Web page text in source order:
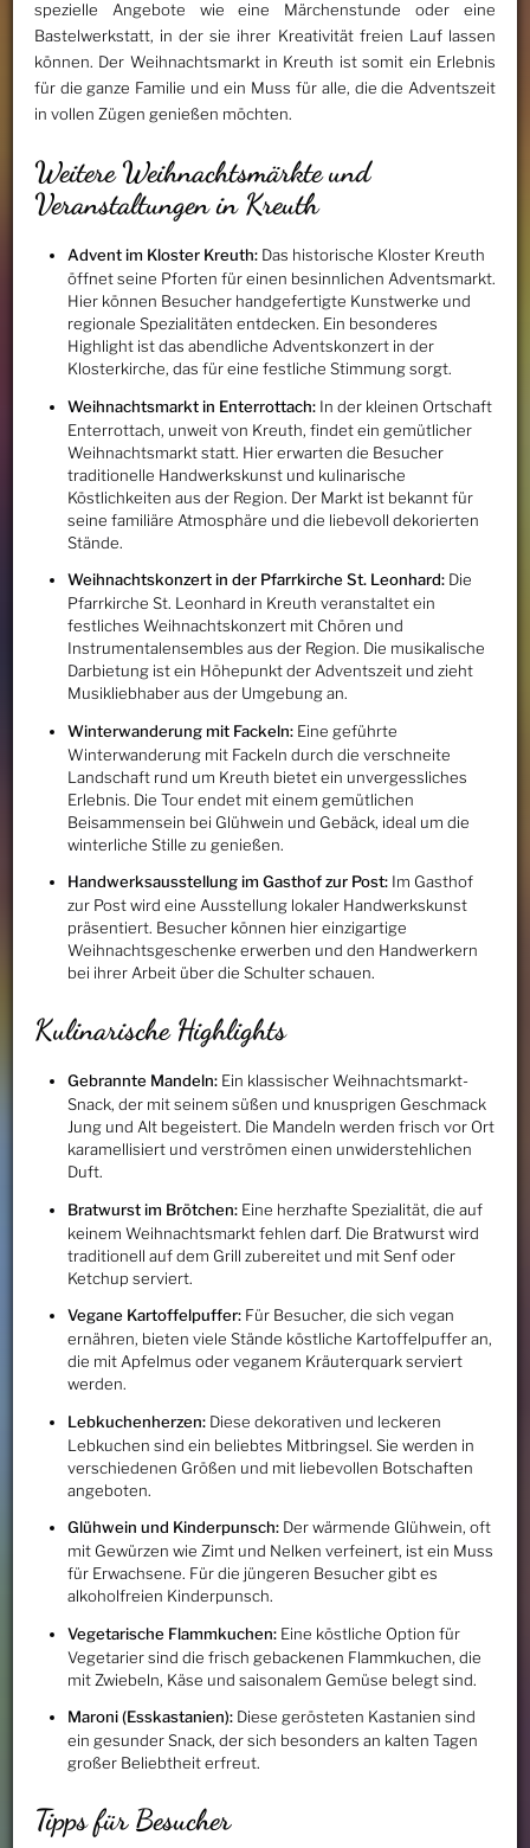
spezielle Angebote wie eine Märchenstunde oder eine
Bastelwerkstatt, in der sie ihrer Kreativität freien Lauf lassen
können. Der Weihnachtsmarkt in Kreuth ist somit ein Erlebnis
für die ganze Familie und ein Muss für alle, die die Adventszeit
in vollen Zügen genießen möchten.
Weitere Weihnachtsmärkte und
Veranstaltungen in Kreuth
Advent im Kloster Kreuth:Das historische Kloster Kreuth
öffnet seine Pforten für einen besinnlichen Adventsmarkt.
Hier können Besucher handgefertigte Kunstwerke und
regionale Spezialitäten entdecken. Ein besonderes
Highlight ist das abendliche Adventskonzert in der
Klosterkirche, das für eine festliche Stimmung sorgt.
Weihnachtsmarkt in Enterrottach:In der kleinen Ortschaft
Enterrottach, unweit von Kreuth, findet ein gemütlicher
Weihnachtsmarkt statt. Hier erwarten die Besucher
traditionelle Handwerkskunst und kulinarische
Köstlichkeiten aus der Region. Der Markt ist bekannt für
seine familiäre Atmosphäre und die liebevoll dekorierten
Stände.
Weihnachtskonzert in der Pfarrkirche St. Leonhard:Die
Pfarrkirche St. Leonhard in Kreuth veranstaltet ein
festliches Weihnachtskonzert mit Chören und
Instrumentalensembles aus der Region. Die musikalische
Darbietung ist ein Höhepunkt der Adventszeit und zieht
Musikliebhaber aus der Umgebung an.
Winterwanderung mit Fackeln:Eine geführte
Winterwanderung mit Fackeln durch die verschneite
Landschaft rund um Kreuth bietet ein unvergessliches
Erlebnis. Die Tour endet mit einem gemütlichen
Beisammensein bei Glühwein und Gebäck, ideal um die
winterliche Stille zu genießen.
Handwerksausstellung im Gasthof zur Post:Im Gasthof
zur Post wird eine Ausstellung lokaler Handwerkskunst
präsentiert. Besucher können hier einzigartige
Weihnachtsgeschenke erwerben und den Handwerkern
bei ihrer Arbeit über die Schulter schauen.
Kulinarische Highlights
Gebrannte Mandeln:Ein klassischer Weihnachtsmarkt-
Snack, der mit seinem süßen und knusprigen Geschmack
Jung und Alt begeistert. Die Mandeln werden frisch vor Ort
karamellisiert und verströmen einen unwiderstehlichen
Duft.
Bratwurst im Brötchen:Eine herzhafte Spezialität, die auf
keinem Weihnachtsmarkt fehlen darf. Die Bratwurst wird
traditionell auf dem Grill zubereitet und mit Senf oder
Ketchup serviert.
Vegane Kartoffelpuffer:Für Besucher, die sich vegan
ernähren, bieten viele Stände köstliche Kartoffelpuffer an,
die mit Apfelmus oder veganem Kräuterquark serviert
werden.
Lebkuchenherzen:Diese dekorativen und leckeren
Lebkuchen sind ein beliebtes Mitbringsel. Sie werden in
verschiedenen Größen und mit liebevollen Botschaften
angeboten.
Glühwein und Kinderpunsch:Der wärmende Glühwein, oft
mit Gewürzen wie Zimt und Nelken verfeinert, ist ein Muss
für Erwachsene. Für die jüngeren Besucher gibt es
alkoholfreien Kinderpunsch.
Vegetarische Flammkuchen:Eine köstliche Option für
Vegetarier sind die frisch gebackenen Flammkuchen, die
mit Zwiebeln, Käse und saisonalem Gemüse belegt sind.
Maroni (Esskastanien):Diese gerösteten Kastanien sind
ein gesunder Snack, der sich besonders an kalten Tagen
großer Beliebtheit erfreut.
Tipps für Besucher